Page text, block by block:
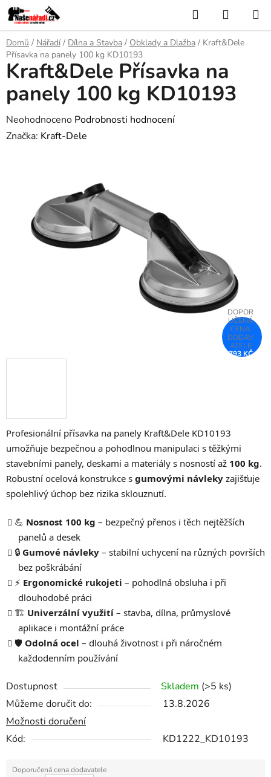
Přejít
na
obsah
Hledat
KOŠÍK
Domů / Nářadí / Dílna a Stavba / Obklady a Dlažba / Kraft&Dele
Přísavka na panely 100 kg KD10193
Profesionální přísavka na panely Kraft&Dele KD10193
umožňuje bezpečnou a pohodlnou manipulaci s těžkými
stavebními panely, deskami a materiály s nosností až 100 kg.
Robustní ocelová konstrukce s gumovými návleky zajišťuje
spolehlivý úchop bez rizika sklouznutí.
💪 Nosnost 100 kg – bezpečný přenos i těch nejtěžších
panelů a desek
🔒 Gumové návleky – stabilní uchycení na různých površích
bez poškrábání
⚡ Ergonomické rukojeti – pohodlná obsluha i při
dlouhodobé práci
🏗️ Univerzální využití – stavba, dílna, průmyslové
aplikace i montážní práce
🛡️ Odolná ocel – dlouhá životnost i při náročném
každodenním používání
Dostupnost Skladem (>5 ks)
Můžeme doručit do:
13.8.2026
Možnosti doručení
Kód:
KD1222_KD10193
Kraft&Dele Přísavka na
panely 100 kg KD10193
Průměrné
hodnocení
hvězdiček.
Neohodnoceno Podrobnosti hodnocení
Značka: Kraft-Dele
793 KČ